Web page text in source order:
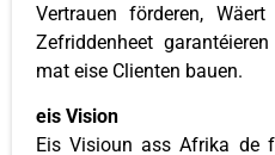
Vertrauen förderen,
Zefriddenheet
mat eise Clienten bauen.
eis Vision
Eis Visioun ass Afrika de